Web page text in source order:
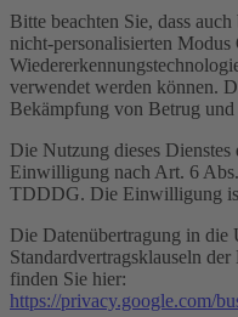
Bitte beachten Sie, dass
nicht-personalisierten
verwendet werden können.
Bekämpfung von Betrug und
Die Nutzung dieses
Einwilligung nach Art. 6
TDDDG. Die Einwilligung
Die Datenübertragung in
Standardvertragsklauseln
finden Sie hier:
https://privacy.google.com/